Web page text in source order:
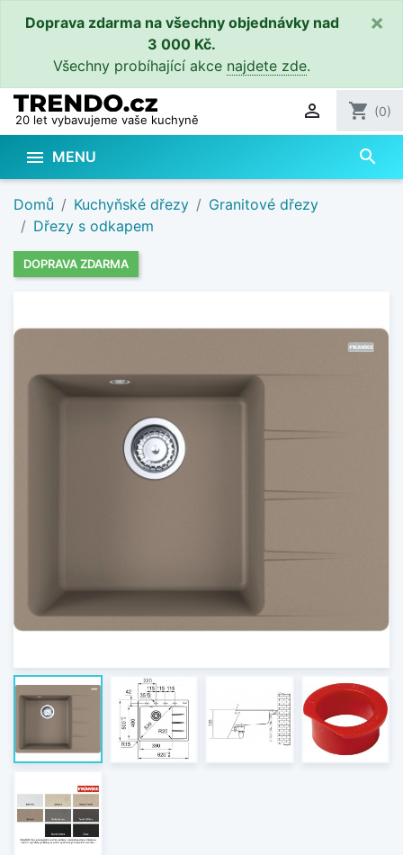
Doprava zdarma na všechny objednávky nad
3 000 Kč.
Všechny probíhající akce najdete zde.
×
20 let vybavujeme vaše kuchyně  shopping_cart (0)
 MENU search
Domů Kuchyňské dřezy
Granitové dřezy
Dřezy s odkapem
DOPRAVA ZDARMA